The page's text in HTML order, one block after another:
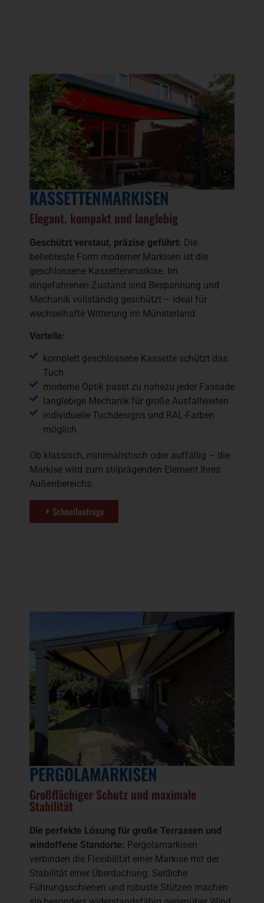
KASSETTENMARKISEN
Elegant, kompakt und langlebig
Geschützt verstaut, präzise geführt: Die
beliebteste Form moderner Markisen ist die
geschlossene Kassettenmarkise. Im
eingefahrenen Zustand sind Bespannung und
Mechanik vollständig geschützt – ideal für
wechselhafte Witterung im Münsterland.
Vorteile:
komplett geschlossene Kassette schützt das
Tuch
moderne Optik passt zu nahezu jeder Fassade
langlebige Mechanik für große Ausfallweiten
individuelle Tuchdesigns und RAL-Farben
möglich
Ob klassisch, minimalistisch oder auffällig – die
Markise wird zum stilprägenden Element Ihres
Außenbereichs.
Schnellanfrage
PERGOLAMARKISEN
Großflächiger Schutz und maximale
Stabilität
Die perfekte Lösung für große Terrassen und
windoffene Standorte: Pergolamarkisen
verbinden die Flexibilität einer Markise mit der
Stabilität einer Überdachung. Seitliche
Führungsschienen und robuste Stützen machen